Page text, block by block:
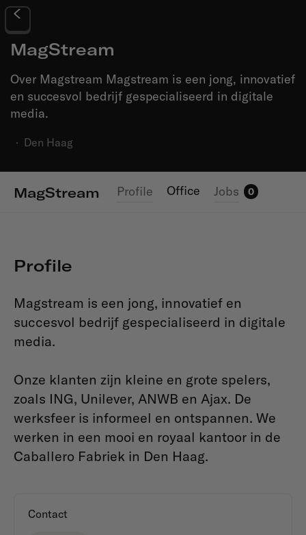
MagStream
Over Magstream Magstream is een jong, innovatief
en succesvol bedrijf gespecialiseerd in digitale
media.
· Den Haag
MagStream Profile Office Jobs 0
Profile
Magstream is een jong, innovatief en
succesvol bedrijf gespecialiseerd in digitale
media.
Onze klanten zijn kleine en grote spelers,
zoals ING, Unilever, ANWB en Ajax. De
werksfeer is informeel en ontspannen. We
werken in een mooi en royaal kantoor in de
Caballero Fabriek in Den Haag.
Contact